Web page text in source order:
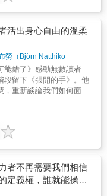
於如何累積財富；新
術》則聚焦在如何
，能徹底改變你的
觀。不是教你如何
教你如何從你已擁有
」在心裡層面的分
金」一般，具有難
的理財觀，你的人
金錢的力量攀向前
敘事方式相當值得
冒險旅程，有確切的
標，有明顯的懸疑
。這種風格主要呈
的情節中，保祿和他
為了他們共同喜歡的
隻紅毛猩猩。另一
遊式的，沒有明確
一種情境或狀態中
是個萬念俱灰的空
遊蕩，放任自己隨
，是恐龍世界裡公認
，其他恐龍都十分
讓暴龍「國王」與
的鱷魚「抖抖」交換
」第一次體會到弱
力反抗的感受。過
的他，也開始重新
的強大，究竟是打敗
得運用自己的力量
人
裡打開一道門，
陪著我們把這份覺
在每一個當下練習
的
我還是反覆閱讀很
責與「應該」這個
合中成長〉、
，我讀過最多次的
活出身心自由的溫柔
勞（Björn Natthiko
班克勒（Caroline
能錯了》感動無數讀者
段留下《張開的手》。他
，重新談論我們如何面對
抓控制與答案；真正的
而是即使知道一切終會
，完整接住生命曾經給予
者不再需要我們相信
定義權，誰就能操控